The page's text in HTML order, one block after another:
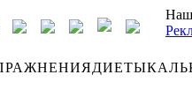
ДИЕТЫ